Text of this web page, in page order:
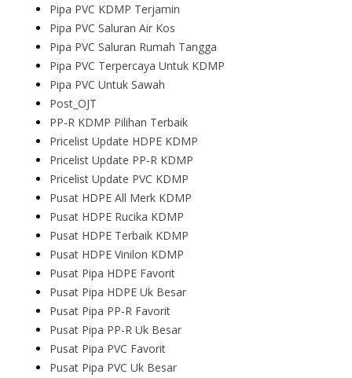
Pipa PVC KDMP Terjamin
Pipa PVC Saluran Air Kos
Pipa PVC Saluran Rumah Tangga
Pipa PVC Terpercaya Untuk KDMP
Pipa PVC Untuk Sawah
Post_OJT
PP-R KDMP Pilihan Terbaik
Pricelist Update HDPE KDMP
Pricelist Update PP-R KDMP
Pricelist Update PVC KDMP
Pusat HDPE All Merk KDMP
Pusat HDPE Rucika KDMP
Pusat HDPE Terbaik KDMP
Pusat HDPE Vinilon KDMP
Pusat Pipa HDPE Favorit
Pusat Pipa HDPE Uk Besar
Pusat Pipa PP-R Favorit
Pusat Pipa PP-R Uk Besar
Pusat Pipa PVC Favorit
Pusat Pipa PVC Uk Besar